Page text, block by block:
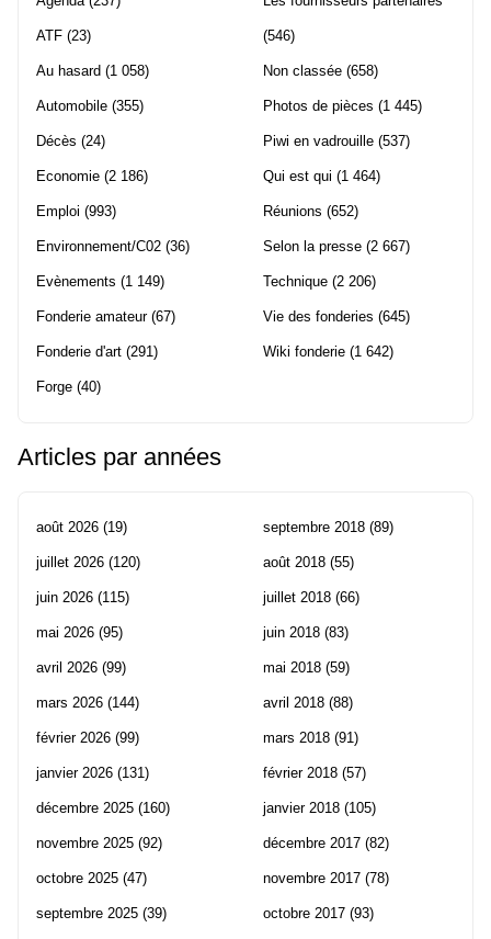
ATF (23)
Au hasard (1 058)
Automobile (355)
Décès (24)
Economie (2 186)
Emploi (993)
Environnement/C02 (36)
Evènements (1 149)
Fonderie amateur(67)
Fonderie d'art (291)
Forge (40)
(546)
Non classée (658)
Photos de pièces (1 445)
Piwi en vadrouille (537)
Qui est qui (1 464)
Réunions (652)
Selon la presse (2 667)
Technique (2 206)
Vie des fonderies (645)
Wiki fonderie (1 642)
Articles par années
août 2026 (19)
juillet 2026 (120)
juin 2026 (115)
mai 2026 (95)
avril 2026 (99)
mars 2026 (144)
février 2026 (99)
janvier 2026 (131)
décembre 2025 (160)
novembre 2025 (92)
octobre 2025 (47)
septembre 2025 (39)
septembre 2018 (89)
août 2018 (55)
juillet 2018 (66)
juin 2018 (83)
mai 2018 (59)
avril 2018 (88)
mars 2018 (91)
février 2018 (57)
janvier 2018 (105)
décembre 2017 (82)
novembre 2017 (78)
octobre 2017 (93)